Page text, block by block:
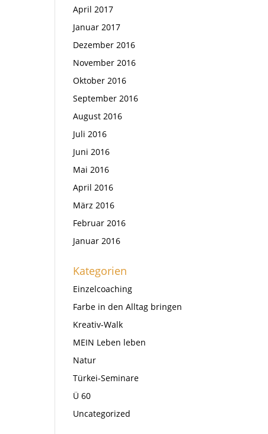
April 2017
Januar 2017
Dezember 2016
November 2016
Oktober 2016
September 2016
August 2016
Juli 2016
Juni 2016
Mai 2016
April 2016
März 2016
Februar 2016
Januar 2016
Kategorien
Einzelcoaching
Farbe in den Alltag bringen
Kreativ-Walk
MEIN Leben leben
Natur
Türkei-Seminare
Ü 60
Uncategorized